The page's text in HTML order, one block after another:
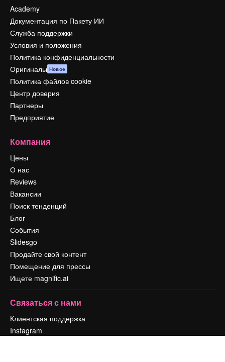
Academy
Документация по Пакету ИИ
Служба поддержки
Условия и положения
Политика конфиденциальности
Оригиналы Новое
Политика файлов cookie
Центр доверия
Партнеры
Предприятие
Компания
Цены
О нас
Reviews
Вакансии
Поиск тенденций
Блог
События
Slidesgo
Продайте свой контент
Помещение для прессы
Ищете magnific.ai
Связаться с нами
Клиентская поддержка
Instagram